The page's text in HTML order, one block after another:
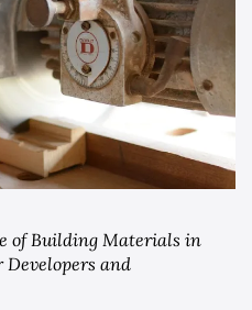
of Building Materials in
Developers and